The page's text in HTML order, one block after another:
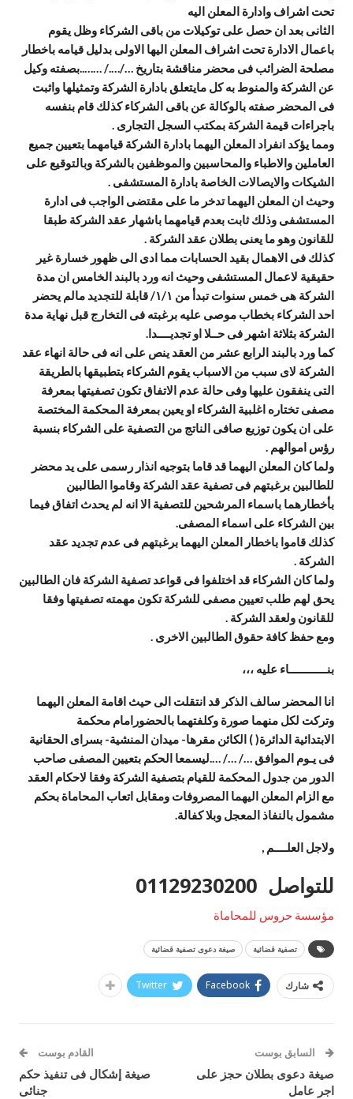
تحت اشراف وادارة المعلن اليه
الثانى بعد ان حصل على توكيلات من باقى الشركاء وظل يقوم
باعمال الادارة تحت اشراف المعلن اليها الاولى بدليل قيامه باخطار
مصلحة الضرائب فى محضر مناقشة بتاريخ …/…./ ……..بصفته وكيل
عن الشركة والمنوط به كل مايتعلق بادارة الشركة وتمثيلها واثبت
فى المحضر صفته بالوكالة عن باقى الشركاء كذلك قام بنفسه
باجراءات قيمة الشركة بمكتب السجل التجارى .
ومما يؤكد انفراد المعلن اليهما بادارة الشركة قيامهما بتعيين جميع
العاملين والاطباء والمحاسبين والموظفين بالشركة وبالتوقيع على
الشيكات والايصالات الخاصة بادارة المستشفى .
وحيث ان المعلن اليهما تدخر ما على مقتضى الواجب فى ادارة
المستشفى وذلك ثابت بعدم قيامهما باشهار عقد الشركة طبقا
للقانون وهو ما يعنى بطلان عقد الشركة .
كذلك فى الاهمال بقيد الحسابات مما ادى الى ظهور خسارة غير
حقيقية لاعمال المستشفى وحيث انه ورد بالبند الخامس ان مدة
الشركة هى خمس سنوات تبدأ من ۱/۱/قابلة للتجديد مالم يحضر
احد الشركاء بخطاب موصى عليه برغبته فى التخارج قبل نهاية مدة
الشركة بثلاثة اشهر فى حــلا او تجديــــدا.
كما ورد بالبند الرابع عشر من العقد ينص على انه فى حالة انهاء عقد
الشركة لاى سبب من الاسباب يقوم الشركاء بتطبيقها بالطريقة
التى ينفقون عليها وفى حالة عدم الاتفاق تكون تصفيتها بمعرفة
مصفى تختاره اغلبية الشركاء او يعين بمعرفة المحكمة المختصة
على ان يكون توزيع صافى الناتج من التصفية على الشركاء بنسبة
رؤس اموالهم .
ولما كان المعلن اليهما قد قاما بتوجيه انذار رسمى على يد محضر
للطالبين برغبتهم فى تصفية عقد الشركة وقاموا الطالبين
بأخطارهما باسماء المرشحين للتصفية الا انه لم يحدث اتفاق فيما
بين الشركاء على اسماء المصفى.
كذلك قاموا باخطار المعلن اليهما برغبتهم فى عدم تجديد عقد
الشركة .
ولما كان الشركاء قد اختلفوا فى قواعد تصفية الشركة فان الطالبين
يحق لهم طلب تعيين مصفى للشركة تكون مهمته تصفيتها وفقا
للقانون ولعقد الشركة .
ومع حفظ كافة حقوق الطالبين الاخرى .
بنــــــــــــاء عليه ،،،
انا المحضر سالف الذكر قد انتقلت الى حيث اقامة المعلن اليهما
وتركت لكل منهما صورة وكلفتهما بالحضورامام محكمة
الابتدائية الدائرة( ) الكائن مقرها- ميدان المنشية- بسراى الحقانية
فى يـوم الموافق …/ …/ ….ليسمعا الحكم بتعيين المصفى صاحب
الدور من جدول المحكمة للقيام بتصفية الشركة وفقا لاحكام العقد
مع الزام المعلن اليهما المصروفات ومقابل اتعاب المحاماة بحكم
مشمول بالنفاذ المعجل وبلا كفالة.
ولاجل العلــــم ,
للتواصل 01129230200
مؤسسة حروس للمحاماة
تصفية قضائية صيغة دعوى تصفية قضائية
شارك Facebook
Twitter
السابق بوست
صيغة دعوى بطلان حجز على
اجر عامل
القادم بوست
صيغة إشكال فى تنفيذ حكم
جنائى